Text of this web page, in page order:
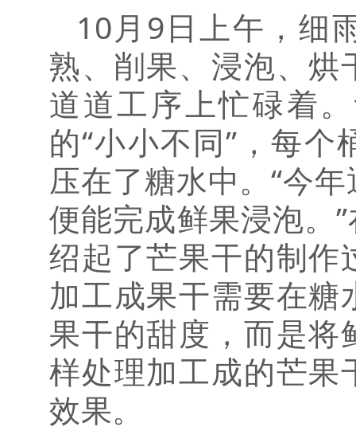
10月9日上午，细
熟、削果、浸泡、
道道工序上忙碌着
的“小小不同”，每
压在了糖水中。“今
便能完成鲜果浸泡。
绍起了芒果干的制作
加工成果干需要在
果干的甜度，而是
样处理加工成的芒果
效果。